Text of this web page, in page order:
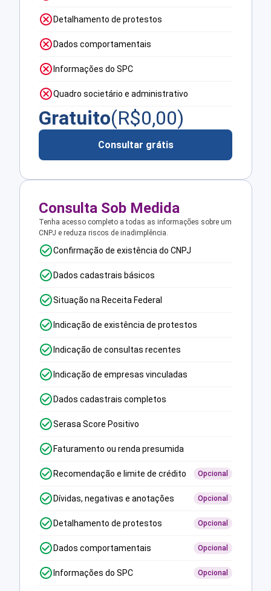
Detalhamento de protestos
Dados comportamentais
Informações do SPC
Quadro societário e administrativo
Gratuito(R$0,00)
Consultar grátis
Consulta Sob Medida
Tenha acesso completo a todas as informações sobre um
CNPJ e reduza riscos de inadimplência.
Confirmação de existência do CNPJ
Dados cadastrais básicos
Situação na Receita Federal
Indicação de existência de protestos
Indicação de consultas recentes
Indicação de empresas vinculadas
Dados cadastrais completos
Serasa Score Positivo
Faturamento ou renda presumida
Recomendação e limite de crédito Opcional
Dívidas, negativas e anotações Opcional
Detalhamento de protestos Opcional
Dados comportamentais Opcional
Informações do SPC Opcional